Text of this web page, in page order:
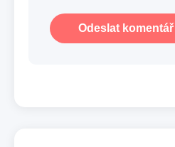
Odeslat komentář